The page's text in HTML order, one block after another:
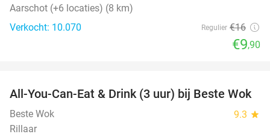
Aarschot (+6 locaties) (8 km)
Verkocht: 10.070
Regulier €16
€9,90
20%
All-You-Can-Eat & Drink (3 uur) bij Beste Wok
Beste Wok 9.3 star
Rillaar